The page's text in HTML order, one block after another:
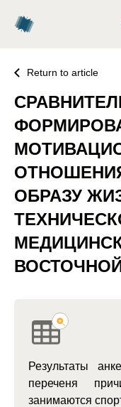
Return to article
ОБРАЗУ
Результаты
переченя
занимаются